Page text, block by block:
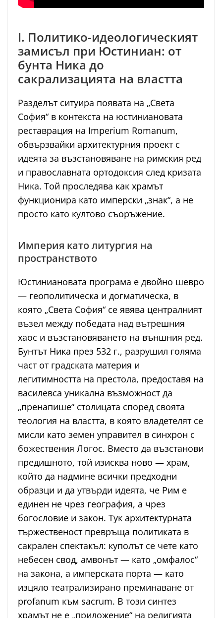
I. Политико-идеологическият
замисъл при Юстиниан: от
бунта Ника до
сакрализацията на властта
Разделът ситуира появата на „Света
София“ в контекста на юстиниановата
реставрация на Imperium Romanum,
обвързвайки архитектурния проект с
идеята за възстановяване на римския ред
и православната ортодоксия след кризата
Ника. Той проследява как храмът
функционира като имперски „знак“, а не
просто като култово съоръжение.
Империя като литургия на
пространството
Юстиниановата програма е двойно шевро
— геополитическа и догматическа, в
която „Света София“ се явява централният
възел между победата над вътрешния
хаос и възстановяването на външния ред.
Бунтът Ника през 532 г., разрушил голяма
част от градската материя и
легитимността на престола, предоставя на
василевса уникална възможност да
„пренапише“ столицата според своята
теология на властта, в която владетелят се
мисли като земен управител в синхрон с
божествения Логос. Вместо да възстанови
предишното, той изисква ново — храм,
който да надмине всички предходни
образци и да утвърди идеята, че Рим е
единен не чрез география, а чрез
богословие и закон. Тук архитектурната
тържественост превръща политиката в
сакрален спектакъл: куполът се чете като
небесен свод, амвонът — като „омфалос“
на закона, а имперската порта — като
изцяло театрализирано преминаване от
profanum към sacrum. В този синтез
храмът не е „приложение“ на религията